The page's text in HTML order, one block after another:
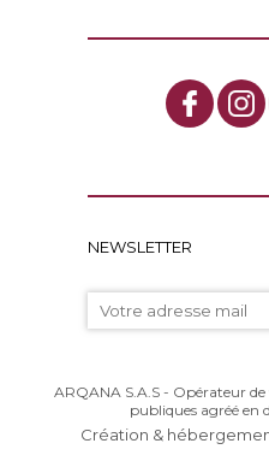
NEWSLETTER
ARQANA S.A.S - Opérateur
publiques agréé en
Création &